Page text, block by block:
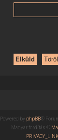
Powered by phpBB®
Magyar fordítás ©
PRIVACY_LINK